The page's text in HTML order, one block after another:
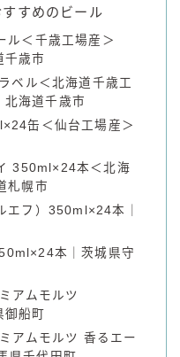
すめのビール
ル＜千歳工場産＞
歳市
ベル＜北海道千歳工
海道千歳市
缶＜仙台工場産＞
350ml×24本＜北海
札幌市
エフ）350ml×24本｜
本｜茨城県守
アムモルツ
御船町
アムモルツ 香るエー